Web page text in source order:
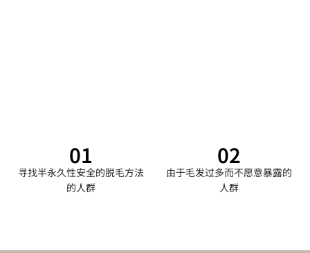
01
寻找半永久性安全的脱毛方法
的人群
02
由于毛发过多而不愿意暴露的
人群